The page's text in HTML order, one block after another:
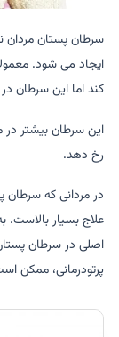
سرطان پستان مردان
ایجاد می شود.
کند اما این سرطان
این سرطان بیشتر
رخ دهد.
در مردانی که
علاج بسیار بالاست.
اصلی در سرطان
پرتودرمانی،